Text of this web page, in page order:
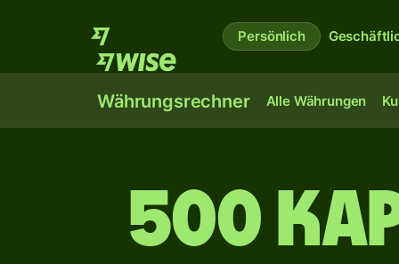
Persönlich
Währungsrechner Alle Währungen
500